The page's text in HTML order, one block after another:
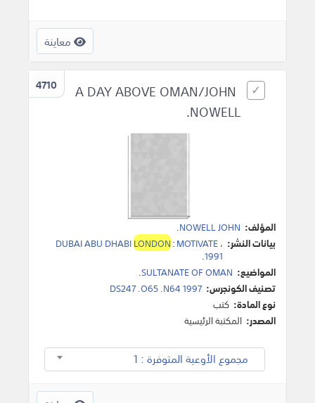
معاينة
4710
A DAY ABOVE OMAN/JOHN
NOWELL.
المؤلف: NOWELL JOHN
.
بيانات النشر:
DUBAI ABU DHABILONDON:MOTIVATE،
1991
.
المواضيع: SULTANATE OF OMAN
.
تصنيف الكونجرس: DS247 .O65 .N64 1997
نوع المادة: كتب
المصدر: المكتبة الرئيسية
مجموع الأوعية المتوفرة : 1